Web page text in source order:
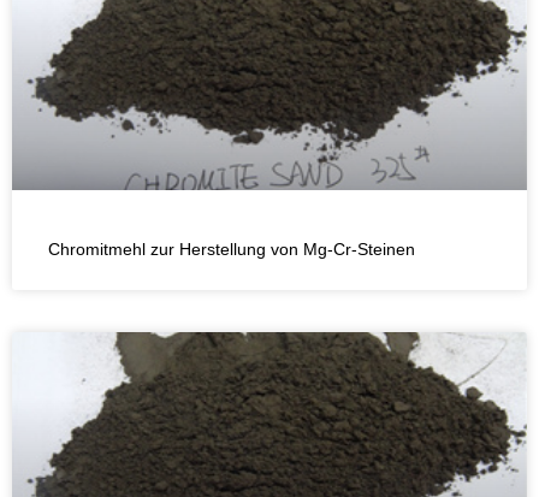
Chromitmehl zur Herstellung von Mg-Cr-Steinen